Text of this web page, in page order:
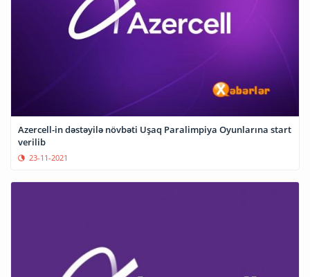
Azercell-in dəstəyilə növbəti Uşaq Paralimpiya Oyunlarına start
verilib
23-11-2021